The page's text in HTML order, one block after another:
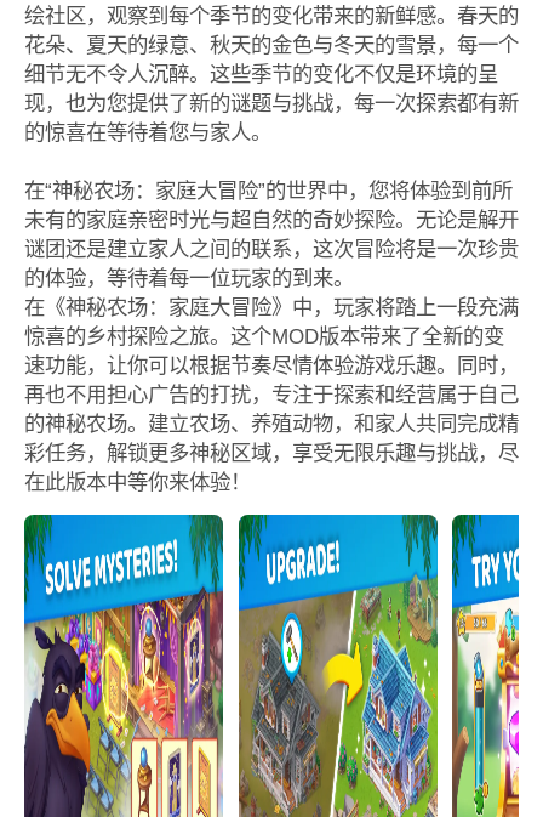
绘社区，观察到每个季节的变化带来的新鲜感。春天的
花朵、夏天的绿意、秋天的金色与冬天的雪景，每一个
细节无不令人沉醉。这些季节的变化不仅是环境的呈
现，也为您提供了新的谜题与挑战，每一次探索都有新
的惊喜在等待着您与家人。
在“神秘农场：家庭大冒险”的世界中，您将体验到前所
未有的家庭亲密时光与超自然的奇妙探险。无论是解开
谜团还是建立家人之间的联系，这次冒险将是一次珍贵
的体验，等待着每一位玩家的到来。
在《神秘农场：家庭大冒险》中，玩家将踏上一段充满
惊喜的乡村探险之旅。这个MOD版本带来了全新的变
速功能，让你可以根据节奏尽情体验游戏乐趣。同时，
再也不用担心广告的打扰，专注于探索和经营属于自己
的神秘农场。建立农场、养殖动物，和家人共同完成精
彩任务，解锁更多神秘区域，享受无限乐趣与挑战，尽
在此版本中等你来体验！